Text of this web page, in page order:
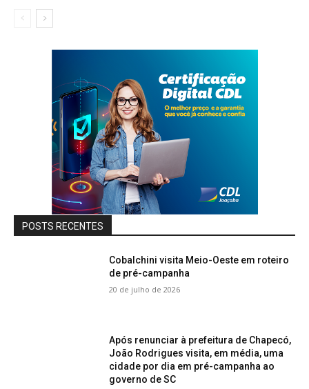
POSTS RECENTES
Cobalchini visita Meio-Oeste em roteiro
de pré-campanha
20 de julho de 2026
Após renunciar à prefeitura de Chapecó,
João Rodrigues visita, em média, uma
cidade por dia em pré-campanha ao
governo de SC